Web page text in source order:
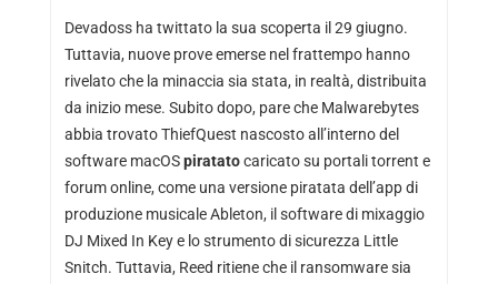
Devadoss ha twittato la sua scoperta il 29 giugno.
Tuttavia, nuove prove emerse nel frattempo hanno
rivelato che la minaccia sia stata, in realtà, distribuita
da inizio mese. Subito dopo, pare che Malwarebytes
abbia trovato ThiefQuest nascosto all’interno del
software macOSpiratatocaricato su portali torrent e
forum online, come una versione piratata dell’app di
produzione musicale Ableton, il software di mixaggio
DJ Mixed In Key e lo strumento di sicurezza Little
Snitch. Tuttavia, Reed ritiene che il ransomware sia